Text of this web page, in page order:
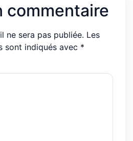
commentaire
ne sera pas publiée. Les
sont indiqués avec *